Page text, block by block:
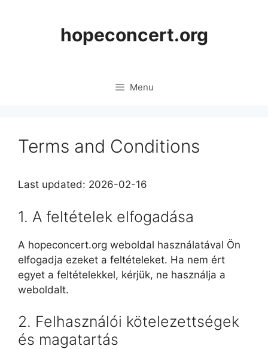
hopeconcert.org
Menu
Terms and Conditions
Last updated: 2026-02-16
1. A feltételek elfogadása
A hopeconcert.org weboldal használatával Ön
elfogadja ezeket a feltételeket. Ha nem ért
egyet a feltételekkel, kérjük, ne használja a
weboldalt.
2. Felhasználói kötelezettségek
és magatartás